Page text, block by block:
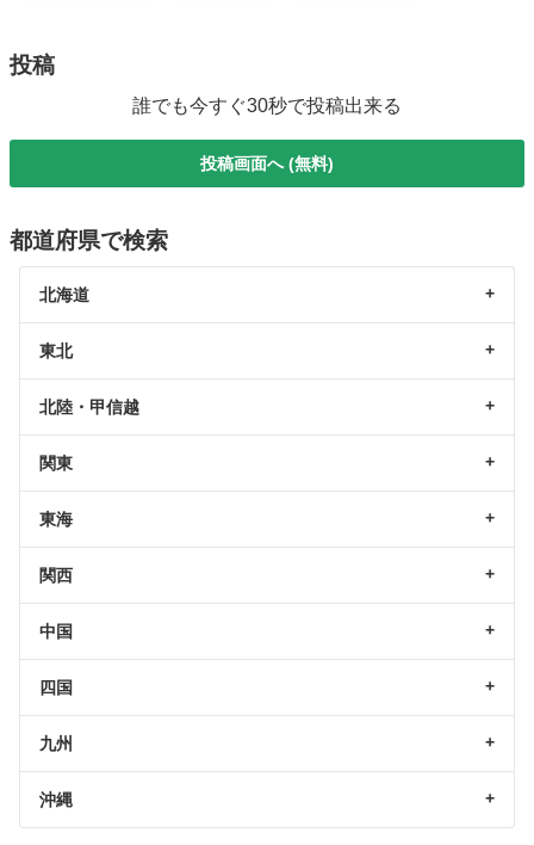
投稿
誰でも今すぐ30秒で投稿出来る
投稿画面へ (無料)
都道府県で検索
北海道
東北
北陸・甲信越
関東
東海
関西
中国
四国
九州
沖縄